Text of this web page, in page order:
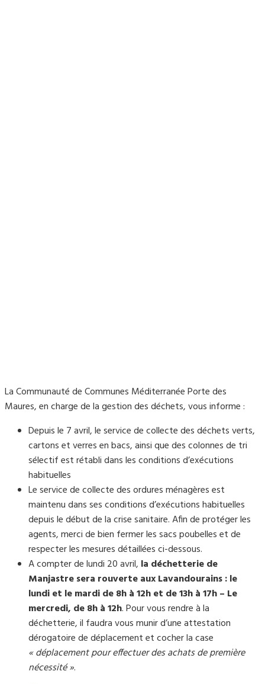
La Communauté de Communes Méditerranée Porte des
Maures, en charge de la gestion des déchets, vous informe :
Depuis le 7 avril, le service de collecte des déchets verts,
cartons et verres en bacs, ainsi que des colonnes de tri
sélectif est rétabli dans les conditions d’exécutions
habituelles
Le service de collecte des ordures ménagères est
maintenu dans ses conditions d’exécutions habituelles
depuis le début de la crise sanitaire. Afin de protéger les
agents, merci de bien fermer les sacs poubelles et de
respecter les mesures détaillées ci-dessous.
A compter de lundi 20 avril, la déchetterie de
Manjastre sera rouverte aux Lavandourains : le
lundi et le mardi de 8h à 12h et de 13h à 17h – Le
mercredi, de 8h à 12h. Pour vous rendre à la
déchetterie, il faudra vous munir d’une attestation
dérogatoire de déplacement et cocher la case
« déplacement pour effectuer des achats de première
nécessité ».